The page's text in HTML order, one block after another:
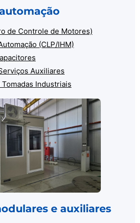
de Controle de Motores)
(CLP/IHM)
Auxiliares
Industriais
e auxiliares